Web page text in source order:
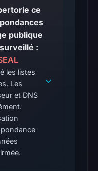
ce
publique
:
les listes
Les
et DNS